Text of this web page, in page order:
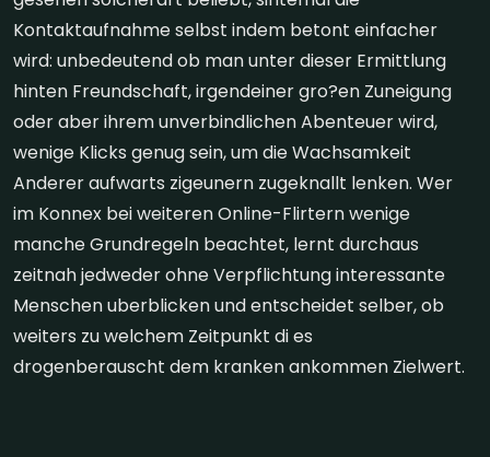
Kontaktaufnahme selbst indem betont einfacher
wird: unbedeutend ob man unter dieser Ermittlung
hinten Freundschaft, irgendeiner gro?en Zuneigung
oder aber ihrem unverbindlichen Abenteuer wird,
wenige Klicks genug sein, um die Wachsamkeit
Anderer aufwarts zigeunern zugeknallt lenken. Wer
im Konnex bei weiteren Online-Flirtern wenige
manche Grundregeln beachtet, lernt durchaus
zeitnah jedweder ohne Verpflichtung interessante
Menschen uberblicken und entscheidet selber, ob
weiters zu welchem Zeitpunkt di es
drogenberauscht dem kranken ankommen Zielwert.